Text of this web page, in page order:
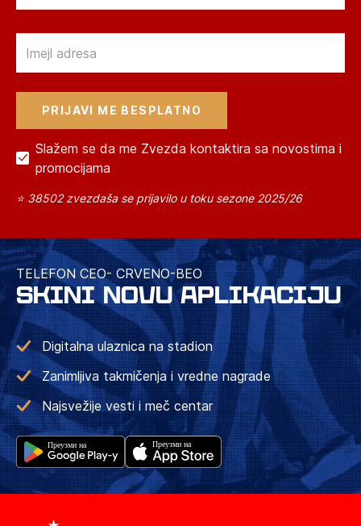
Slažem se da me Zvezda kontaktira sa novostima i
promocijama
⭐ 38502 zvezdaša se prijavilo u toku sezone 2025/26
TELEFON CEO- CRVENO-BEO
SKINI NOVU APLIKACIJU
Digitalna ulaznica na stadion
Zanimljiva takmičenja i vredne nagrade
Najsvežije vesti i meč centar